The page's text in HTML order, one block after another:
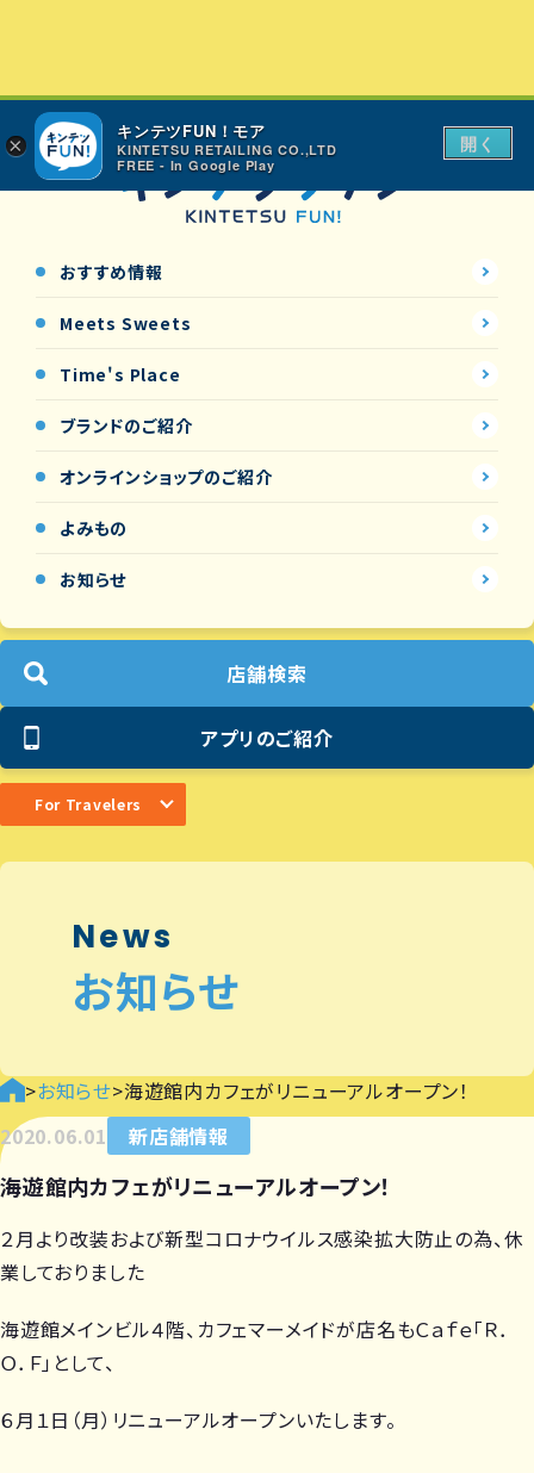
おすすめ情報
Meets Sweets
Time's Place
ブランドのご紹介
オンラインショップのご紹介
よみもの
お知らせ
店舗検索
アプリのご紹介
For Travelers
News
お知らせ
>お知らせ>海遊館内カフェがリニューアルオープン！
2020.06.01
新店舗情報
海遊館内カフェがリニューアルオープン！
２月より改装および新型コロナウイルス感染拡大防止の為、休
業しておりました
海遊館メインビル４階、カフェマーメイドが店名もＣａｆｅ「Ｒ．
Ｏ．Ｆ」として、
６月１日（月）リニューアルオープンいたします。
×
キンテツFUN！モア
KINTETSU RETAILING CO.,LTD
FREE - In Google Play
開く